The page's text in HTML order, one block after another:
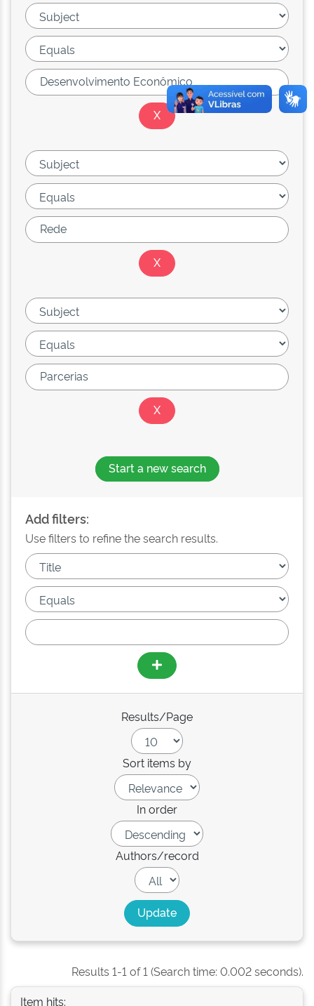
Start a new search
Add filters:
Use filters to refine the search results.
Results/Page
Sort items by
In order
Authors/record
Results 1-1 of 1 (Search time: 0.002 seconds).
Item hits: